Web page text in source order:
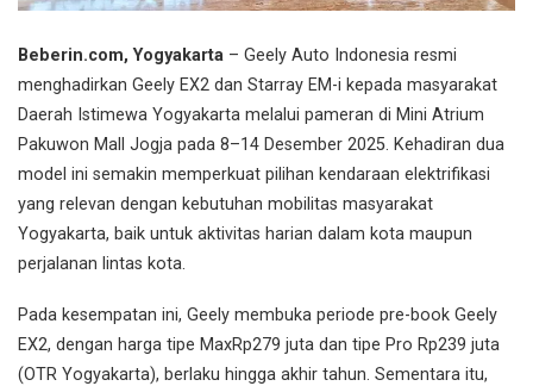
Beberin.com, Yogyakarta – Geely Auto Indonesia resmi
menghadirkan Geely EX2 dan Starray EM-i kepada masyarakat
Daerah Istimewa Yogyakarta melalui pameran di Mini Atrium
Pakuwon Mall Jogja pada 8–14 Desember 2025. Kehadiran dua
model ini semakin memperkuat pilihan kendaraan elektrifikasi
yang relevan dengan kebutuhan mobilitas masyarakat
Yogyakarta, baik untuk aktivitas harian dalam kota maupun
perjalanan lintas kota.
Pada kesempatan ini, Geely membuka periode pre-book Geely
EX2, dengan harga tipe MaxRp279 juta dan tipe Pro Rp239 juta
(OTR Yogyakarta), berlaku hingga akhir tahun. Sementara itu,